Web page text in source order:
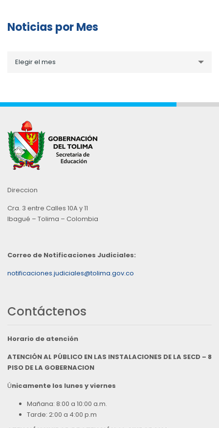
Noticias por Mes
porElegir el mes
Direccion
Cra. 3 entre Calles 10A y 11
Ibagué – Tolima – Colombia
Correo de Notificaciones Judiciales:
notificaciones.judiciales@tolima.gov.co
Contáctenos
Horario de atención
ATENCIÓN AL PÚBLICO EN LAS INSTALACIONES DE LA SECD – 8
PISO DE LA GOBERNACION
Únicamente los lunes y viernes
Mañana: 8:00 a 10:00 a.m.
Tarde: 2:00 a 4:00 p.m